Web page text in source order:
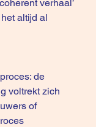
verhaal’
altijd al
de
voltrekt zich
of